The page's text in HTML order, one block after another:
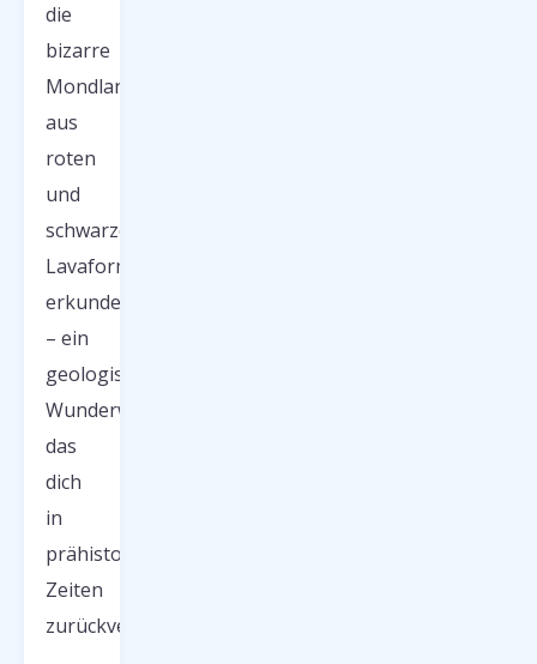
die
bizarre
Mondlandschaft
aus
roten
und
schwarzen
Lavaformationen
erkunden
– ein
geologisches
Wunderwerk,
das
dich
in
prähistorische
Zeiten
zurückversetzt.